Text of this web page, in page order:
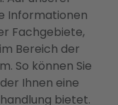
Informationen
Fachgebiete,
Bereich der
So können Sie
Ihnen eine
bietet.